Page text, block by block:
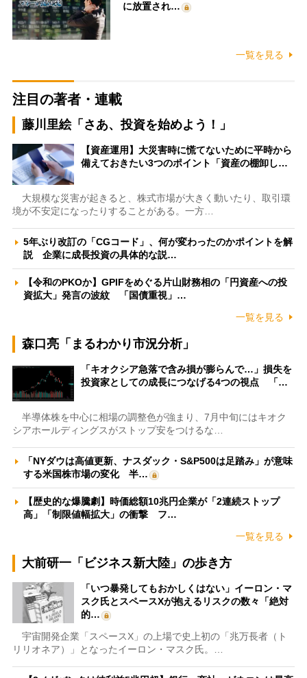
に放置され…
一覧を見る
注目の著者・連載
藤川里絵「さあ、投資を始めよう！」
【資産運用】大災害時に慌てないために平時から
備えておきたい3つのポイント「資産の棚卸し…
大規模な災害が起きると、株式市場が大きく動いたり、取引環
境が不安定になったりすることがある。一方…
5年ぶり改訂の「CGコード」、何が変わったのかポイントを解
説 企業に成長投資の具体的な説…
【令和のPKOか】GPIFをめぐる片山財務相の「円資産への投
資拡大」発言の波紋 「国債重視」…
一覧を見る
森口亮「まるわかり市況分析」
「キオクシア急落で含み損が膨らんで…」損失を
投資家としての成長につなげる4つの視点 「…
半導体株を中心に相場の調整色が強まり、7月中旬にはキオク
シアホールディングスがストップ安をつけるな…
「NYダウは高値更新、ナスダック・S&P500は足踏み」が意味
する米国株市場の変化 半…
【歴史的な爆騰劇】時価総額10兆円企業が「2連続ストップ
高」「制限値幅拡大」の衝撃 フ…
一覧を見る
大前研一「ビジネス新大陸」の歩き方
「いつ暴発してもおかしくはない」イーロン・マ
スク氏とスペースXが抱えるリスクの数々「絶対
的…
宇宙開発企業「スペースX」の上場で史上初の「兆万長者（ト
リリオネア）」となったイーロン・マスク氏。…